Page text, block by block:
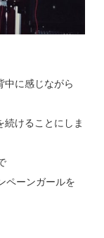
中に感じながら
けることにしま
ペーンガールを